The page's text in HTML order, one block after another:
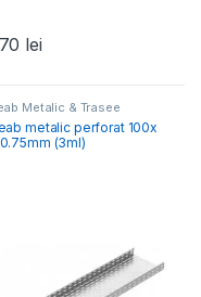
lei
Metalic & Trasee
metalic perforat 100x
(3ml)